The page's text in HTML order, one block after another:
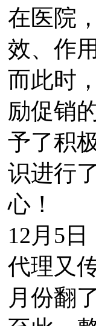
在医院
效、作
而此时
励促销
予了积
识进行
心！
12月5
代理又
月份翻